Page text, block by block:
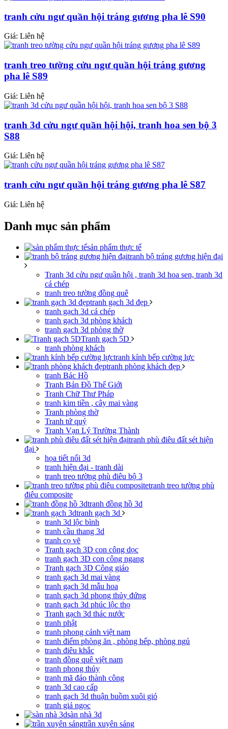
tranh cửu ngư quần hội tráng gương pha lê S90
Giá: Liên hệ
tranh treo tường cửu ngư quần hội tráng gương
pha lê S89
Giá: Liên hệ
tranh 3d cửu ngư quần hội hội, tranh hoa sen bộ 3
S88
Giá: Liên hệ
tranh cửu ngư quần hội tráng gương pha lê S87
Giá: Liên hệ
Danh mục sản phẩm
sản phẩm thực tế
tranh bộ tráng gương hiện đại
Tranh 3d cửu ngư quần hội , tranh 3d hoa sen, tranh 3d
cá chép
tranh treo tường đồng quê
tranh gạch 3d đẹp
tranh gạch 3d cá chép
tranh gạch 3d phòng khách
tranh gạch 3d phòng thờ
Tranh gạch 5D
tranh phòng khách
tranh kính bếp cường lực
tranh phòng khách đẹp
tranh Bác Hồ
Tranh Bản Đồ Thế Giới
Tranh Chữ Thư Pháp
tranh kim tiền , cây mai vàng
Tranh phòng thờ
Tranh tứ quý
Tranh Vạn Lý Trường Thành
tranh phù điêu đất sét hiện
đại
họa tiết nổi 3d
tranh hiện đại - tranh dài
tranh treo tường phù điêu bộ 3
tranh treo tường phù
điêu composite
tranh đồng hồ 3d
tranh gạch 3d
tranh 3d lộc bình
tranh cầu thang 3d
tranh cọ vẽ
Tranh gạch 3D con công dọc
tranh gạch 3D con công ngang
Tranh gạch 3D Công giáo
tranh gạch 3d mai vàng
tranh gạch 3d mẫu hoa
tranh gạch 3d phong thủy đứng
tranh gạch 3d phúc lộc thọ
Tranh gạch 3d thác nước
tranh phật
tranh phong cảnh việt nam
tranh điểm phòng ăn , phòng bếp, phòng ngủ
tranh điêu khắc
tranh đồng quê việt nam
tranh phong thủy
tranh mã đáo thành công
tranh 3d cao cấp
tranh gạch 3d thuận buồm xuôi gió
tranh giả ngọc
sàn nhà 3d
trần xuyên sáng